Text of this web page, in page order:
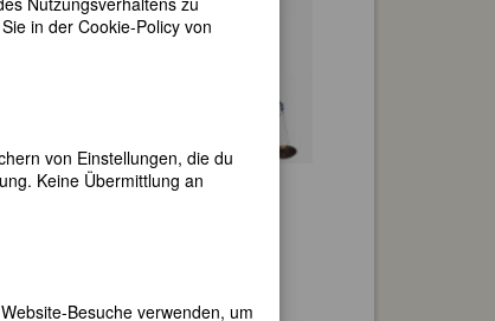
in der Cookie-Policy von
von Einstellungen, die du
Keine Übermittlung an
Besuche verwenden, um